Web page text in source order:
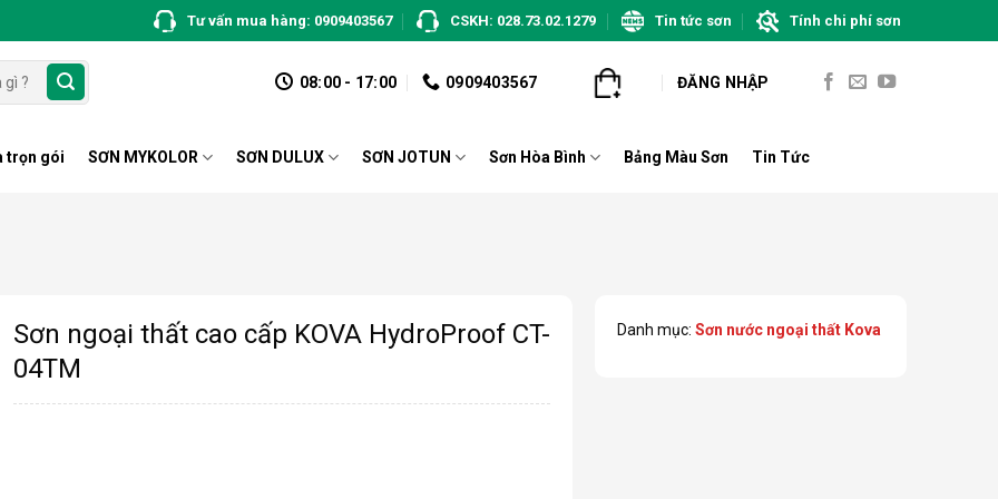
Tư vấn mua hàng: 0909403567 CSKH: 028.73.02.1279 Tin tức sơn Tính chi phí sơn
08:00 - 17:00 0909403567 ĐĂNG NHẬP
trọn gói SƠN MYKOLOR SƠN DULUX SƠN JOTUN Sơn Hòa Bình Bảng Màu Sơn Tin Tức
Sơn ngoại thất cao cấp KOVA HydroProof CT-
04TM
Danh mục: Sơn nước ngoại thất Kova